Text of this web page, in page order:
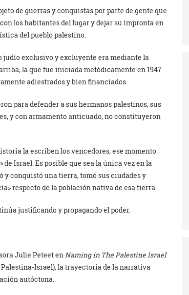
de guerras y conquistas por parte de gente que
los habitantes del lugar y dejar su impronta en
del pueblo palestino.
judío exclusivo y excluyente era mediante la
la que fue iniciada metódicamente en 1947
adiestrados y bien financiados.
para defender a sus hermanos palestinos, sus
y con armamento anticuado, no constituyeron
la escriben los vencedores, ese momento
Israel. Es posible que sea la única vez en la
conquistó una tierra, tomó sus ciudades y
respecto de la población nativa de esa tierra.
justificando y propagando el poder.
Julie Peteet en Naming in The Palestine Israel
Israel), la trayectoria de la narrativa
autóctona.